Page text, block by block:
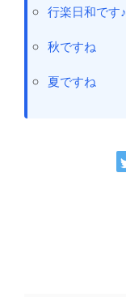
行楽日和です♪
秋ですね
夏ですね